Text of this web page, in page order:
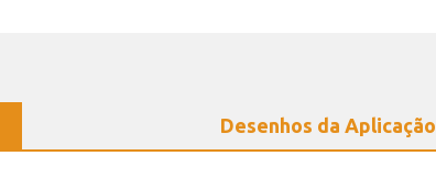
Desenhos da Aplicação